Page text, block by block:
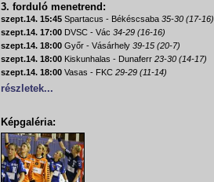
3. forduló menetrend:
szept.14. 15:45 Spartacus - Békéscsaba 35-30 (17-16)
szept.14. 17:00 DVSC - Vác 34-29 (16-16)
szept.14. 18:00 Győr - Vásárhely 39-15 (20-7)
szept.14. 18:00 Kiskunhalas - Dunaferr 23-30 (14-17)
szept.14. 18:00 Vasas - FKC 29-29 (11-14)
részletek...
Képgaléria: